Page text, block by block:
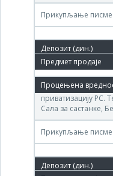
Прикупљање
09. јун.'11.
(ДП Прва српска
приватизацију РС.
Сала за састанке,
Прикупљање